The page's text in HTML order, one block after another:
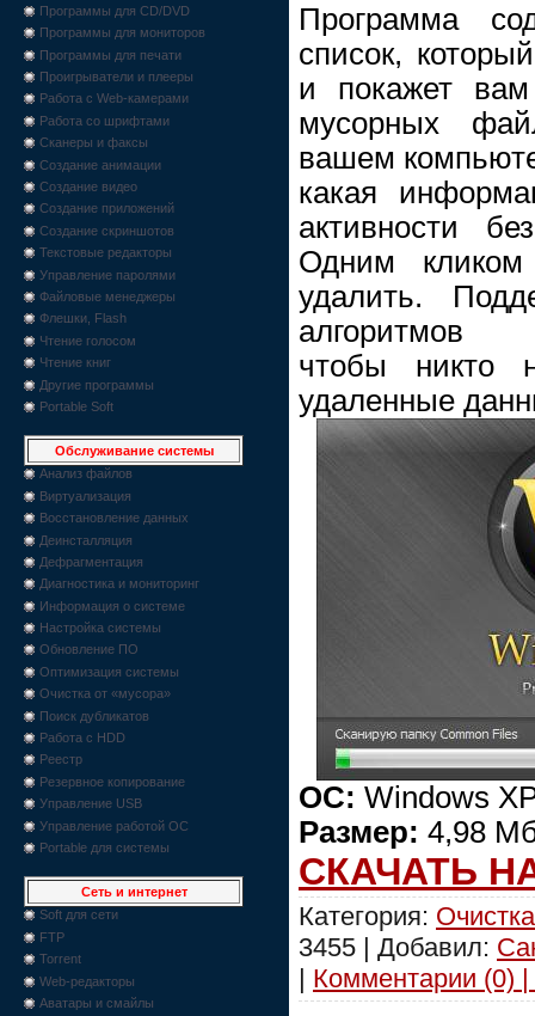
Программы для CD/DVD
Программы для мониторов
Программы для печати
Проигрыватели и плееры
Работа с Web-камерами
Работа со шрифтами
Сканеры и факсы
Создание анимации
Создание видео
Создание приложений
Создание скриншотов
Текстовые редакторы
Управление паролями
Файловые менеджеры
Флешки, Flash
Чтение голосом
Чтение книг
Другие программы
Portable Soft
Обслуживание системы
Анализ файлов
Виртуализация
Восстановление данных
Деинсталляция
Дефрагментация
Диагностика и мониторинг
Информация о системе
Настройка системы
Обновление ПО
Оптимизация системы
Очистка от «мусора»
Поиск дубликатов
Работа с HDD
Реестр
Резервное копирование
Управление USB
Управление работой ОС
Portable для системы
Сеть и интернет
Soft для сети
FTP
Torrent
Web-редакторы
Аватары и смайлы
Программа
список,
и покажет
мусорных
вашем
какая
активности
Одним
удалить.
алгоритмов
чтобы никто
удаленные
ОС: Windows
Размер: 4,98
СКАЧАТЬ
Категория:
3455 | Добавил:
| Комментарии (0) |